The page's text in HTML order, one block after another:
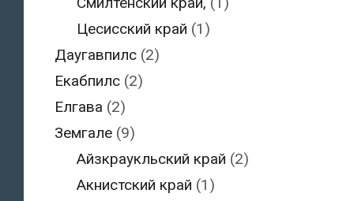
Цесисский край (1)
Даугавпилс(2)
Екабпилс(2)
Елгава (2)
Земгале(9)
Айзкраукльский край (2)
Акнистский край (1)